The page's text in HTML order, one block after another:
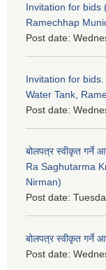
Invitation for bids
Ramechhap
Post date:
Invitation for
Water Tank,
Post date:
बोलपत्र स्वीकृत
Ra Saghutarma
Nirman)
Post date:
बोलपत्र स्वीकृत गर्ने
Post date: